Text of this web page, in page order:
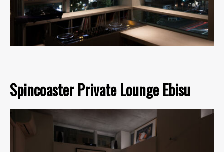
Spincoaster Private Lounge Ebisu